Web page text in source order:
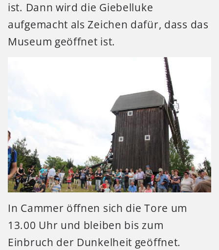
ist. Dann wird die Giebelluke
aufgemacht als Zeichen dafür, dass das
Museum geöffnet ist.
In Cammer öffnen sich die Tore um
13.00 Uhr und bleiben bis zum
Einbruch der Dunkelheit geöffnet.